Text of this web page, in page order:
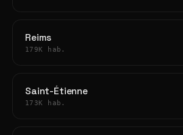
Reims
179K hab.
Saint-Étienne
173K hab.